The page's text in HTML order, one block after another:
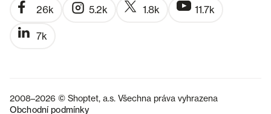
26k 5.2k 1.8k 11.7k
7k
2008–2026 © Shoptet, a.s. Všechna práva vyhrazena
Obchodní podmínky